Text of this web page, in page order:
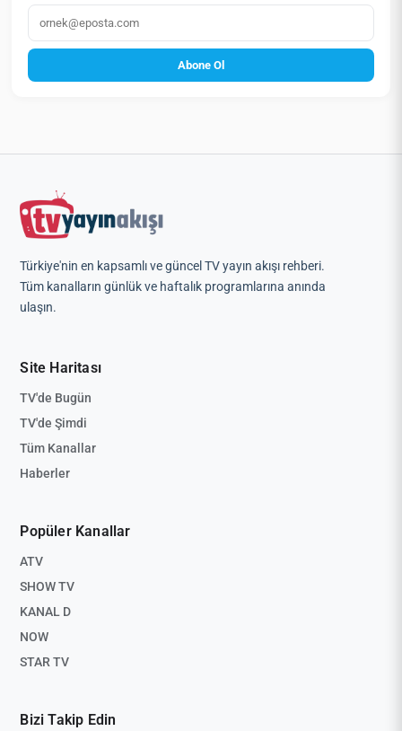
E‑posta
Abone Ol
Türkiye'nin en kapsamlı ve güncel TV yayın akışı rehberi.
Tüm kanalların günlük ve haftalık programlarına anında
ulaşın.
Site Haritası
TV'de Bugün
TV'de Şimdi
Tüm Kanallar
Haberler
Popüler Kanallar
ATV
SHOW TV
KANAL D
NOW
STAR TV
Bizi Takip Edin